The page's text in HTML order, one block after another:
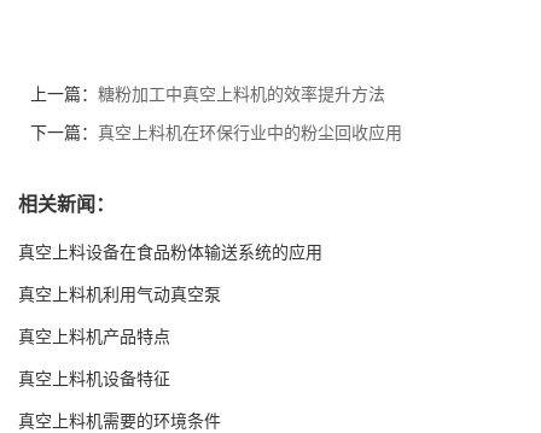
上一篇： 糖粉加工中真空上料机的效率提升方法
下一篇： 真空上料机在环保行业中的粉尘回收应用
相关新闻：
真空上料设备在食品粉体输送系统的应用
真空上料机利用气动真空泵
真空上料机产品特点
真空上料机设备特征
真空上料机需要的环境条件